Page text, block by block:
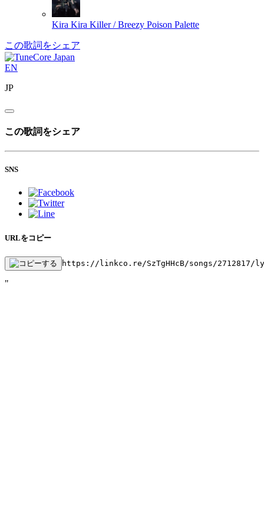
Kira Kira Killer / Breezy Poison Palette
この歌詞をシェア
EN
JP
この歌詞をシェア
SNS
URLをコピー
https://linkco.re/SzTgHHcB/songs/2712817/
"